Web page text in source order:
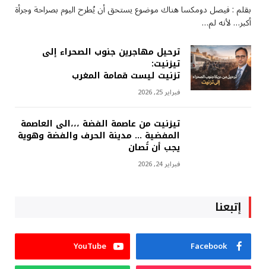
بقلم : فيصل دومكسا هناك موضوع يستحق أن يُطرح اليوم بصراحة وجرأة
أكبر… لأنه لم…
ترحيل مهاجرين جنوب الصحراء إلى
تيزنيت:
تزنيت ليست قمامة المغرب
فبراير 25, 2026
تيزنيت من عاصمة الفضة ،،،الى العاصمة
المفضية … مدينة الحرف والفضة وهوية
يجب أن تُصان
فبراير 24, 2026
إتبعنا
Facebook
YouTube